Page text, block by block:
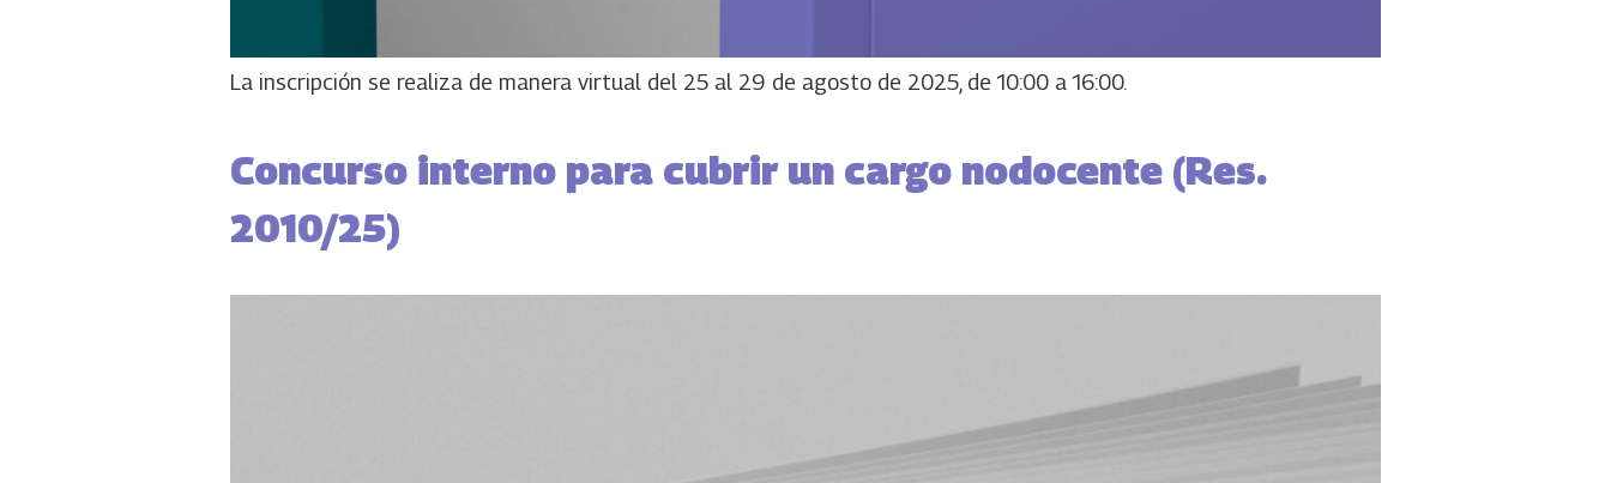
La inscripción se realiza de manera virtual del 25 al 29 de agosto de 2025, de 10:00 a 16:00.
Concurso interno para cubrir un cargo nodocente (Res.
2010/25)